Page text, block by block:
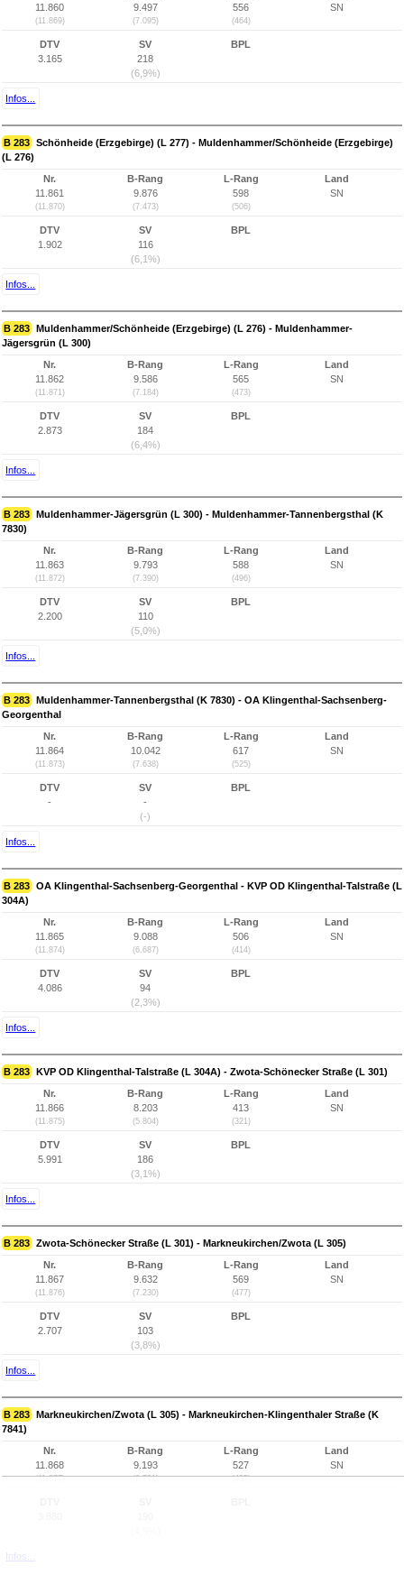
11.860
(11.869)
9.497
(7.095)
556
(464)
SN
DTV
3.165
SV
218
(6,9%)
BPL
Infos...
B 283 Schönheide (Erzgebirge) (L 277) - Muldenhammer/Schönheide (Erzgebirge)
(L 276)
Nr.
11.861
(11.870)
B-Rang
9.876
(7.473)
L-Rang
598
(506)
Land
SN
DTV
1.902
SV
116
(6,1%)
BPL
Infos...
B 283 Muldenhammer/Schönheide (Erzgebirge) (L 276) - Muldenhammer-
Jägersgrün (L 300)
Nr.
11.862
(11.871)
B-Rang
9.586
(7.184)
L-Rang
565
(473)
Land
SN
DTV
2.873
SV
184
(6,4%)
BPL
Infos...
B 283 Muldenhammer-Jägersgrün (L 300) - Muldenhammer-Tannenbergsthal (K
7830)
Nr.
11.863
(11.872)
B-Rang
9.793
(7.390)
L-Rang
588
(496)
Land
SN
DTV
2.200
SV
110
(5,0%)
BPL
Infos...
B 283 Muldenhammer-Tannenbergsthal (K 7830) - OA Klingenthal-Sachsenberg-
Georgenthal
Nr.
11.864
(11.873)
B-Rang
10.042
(7.638)
L-Rang
617
(525)
Land
SN
DTV
-
SV
-
(-)
BPL
Infos...
B 283 OA Klingenthal-Sachsenberg-Georgenthal - KVP OD Klingenthal-Talstraße (L
304A)
Nr.
11.865
(11.874)
B-Rang
9.088
(6.687)
L-Rang
506
(414)
Land
SN
DTV
4.086
SV
94
(2,3%)
BPL
Infos...
B 283 KVP OD Klingenthal-Talstraße (L 304A) - Zwota-Schönecker Straße (L 301)
Nr.
11.866
(11.875)
B-Rang
8.203
(5.804)
L-Rang
413
(321)
Land
SN
DTV
5.991
SV
186
(3,1%)
BPL
Infos...
B 283 Zwota-Schönecker Straße (L 301) - Markneukirchen/Zwota (L 305)
Nr.
11.867
(11.876)
B-Rang
9.632
(7.230)
L-Rang
569
(477)
Land
SN
DTV
2.707
SV
103
(3,8%)
BPL
Infos...
B 283 Markneukirchen/Zwota (L 305) - Markneukirchen-Klingenthaler Straße (K
7841)
Nr.
11.868
(11.877)
B-Rang
9.193
(6.791)
L-Rang
527
(435)
Land
SN
Infos...